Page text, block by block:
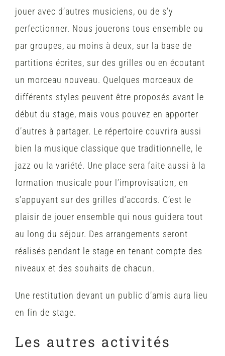
jouer avec d’autres musiciens, ou de s’y
perfectionner. Nous jouerons tous ensemble ou
par groupes, au moins à deux, sur la base de
partitions écrites, sur des grilles ou en écoutant
un morceau nouveau. Quelques morceaux de
différents styles peuvent être proposés avant le
début du stage, mais vous pouvez en apporter
d’autres à partager. Le répertoire couvrira aussi
bien la musique classique que traditionnelle, le
jazz ou la variété. Une place sera faite aussi à la
formation musicale pour l’improvisation, en
s’appuyant sur des grilles d’accords. C’est le
plaisir de jouer ensemble qui nous guidera tout
au long du séjour. Des arrangements seront
réalisés pendant le stage en tenant compte des
niveaux et des souhaits de chacun.
Une restitution devant un public d’amis aura lieu
en fin de stage.
Les autres activités